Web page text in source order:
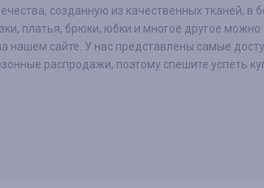
созданную из качественных тканей, в
платья, брюки, юбки и многое другое можно
нашем сайте. У нас представлены самые
распродажи, поэтому спешите успеть